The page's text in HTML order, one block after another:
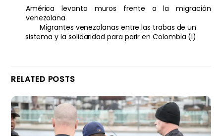
América levanta muros frente a la migración
venezolana
Migrantes venezolanas entre las trabas de un
sistema y la solidaridad para parir en Colombia (I)
RELATED POSTS